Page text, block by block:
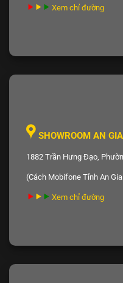
Xem chỉ đường
SHOWROOM AN
1882 Trần Hưng Đạo,
(Cách Mobifone Tỉnh An
Xem chỉ đường